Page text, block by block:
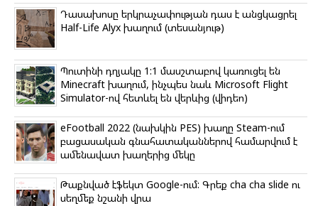
Դասախոսը երկրաչափության դաս է անցկացրել
Half-Life Alyx խաղում (տեսանյութ)
Պուտինի դղյակը 1:1 մասշտաբով կառուցել են
Minecraft խաղում, ինչպես նաև Microsoft Flight
Simulator-ով հետևել են վերևից (վիդեո)
eFootball 2022 (նախկին PES) խաղը Steam-ում
բացասական գնահատականներով համարվում է
ամենավատ խաղերից մեկը
Թաքնված էֆեկտ Google-ում: Գրեք cha cha slide ու
սեղմեք նշանի վրա